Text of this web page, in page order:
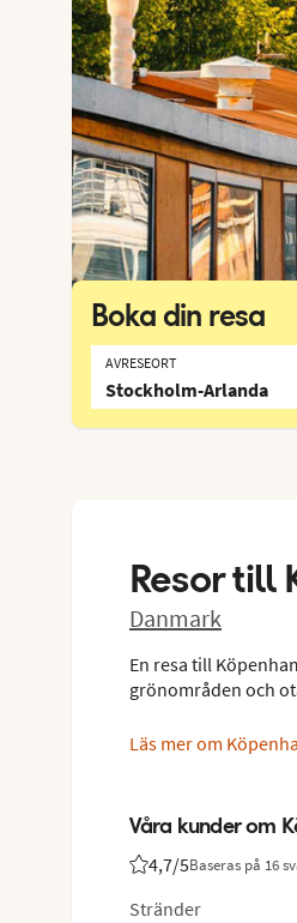
Se bilder
Boka din resa
AVRESEORT
Stockholm-Arlanda
Resor till
Danmark
En resa till
grönområden och
Läs mer om
Våra kunder om
4,7/5Baseras på 16
Betyg från Vings gäster:
Stränder